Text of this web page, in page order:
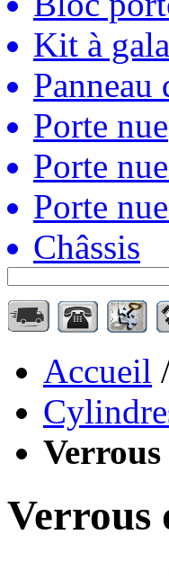
Kit à
Porte nue
Porte
Porte
Châssis
Accueil
Verrous
Verrous